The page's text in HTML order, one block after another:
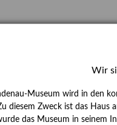
Wir
Museum wird in den
diesem Zweck ist das Haus
das Museum in seinem